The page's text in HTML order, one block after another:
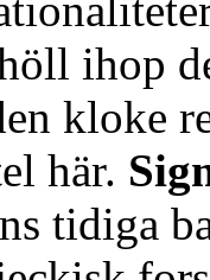
ihop
kloke
här.
tidiga